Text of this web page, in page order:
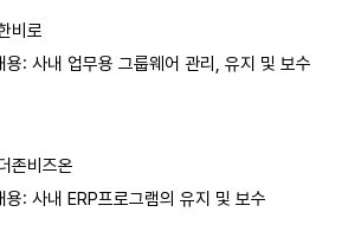
비로
용: 사내 업무용 그룹웨어 관리, 유지 및 보수
존비즈온
: 사내 ERP프로그램의 유지 및 보수